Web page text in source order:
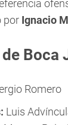
por Ignacio
Boca
Romero
Luis